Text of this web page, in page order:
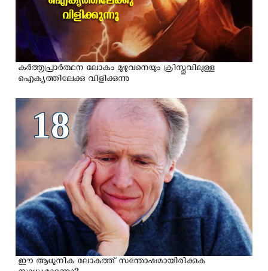
കര്‍ത്തൃപ്രാര്‍ത്ഥന ലോകം മുഴുവനെയും ക്രിസ്തുവിലുള്ള
ഐക്യത്തിലേക്കു വിളിക്കുന്നു
18
ഈ ആധുനിക ലോകത്ത് സന്തോഷമായിരിക്കുക